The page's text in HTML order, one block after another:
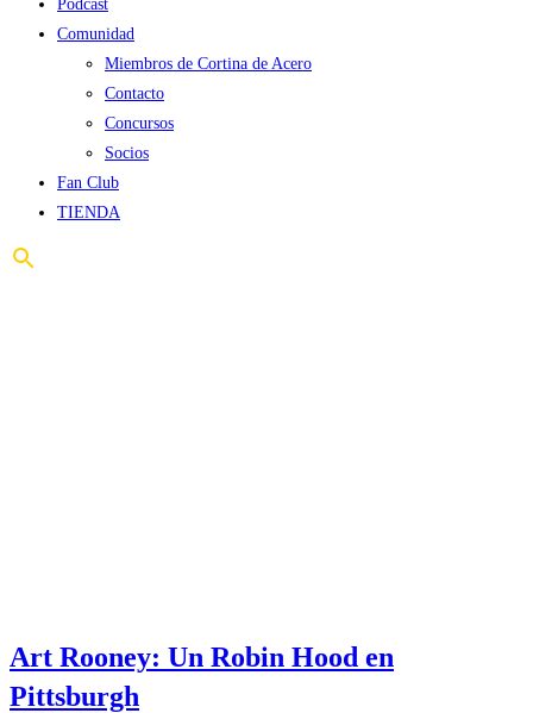
Podcast
Comunidad
Miembros de Cortina de Acero
Contacto
Concursos
Socios
Fan Club
TIENDA
Art Rooney: Un Robin Hood en
Pittsburgh